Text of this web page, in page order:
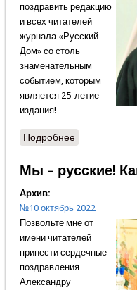
поздравить редакцию
и всех читателей
журнала «Русский
Дом» со столь
знаменательным
событием, которым
является 25-летие
издания!
Подробнеео Объединяя
Мы – русские!
Архив:
№10 октябрь 2022
Позвольте мне от
имени читателей
принести сердечные
поздравления
Александру